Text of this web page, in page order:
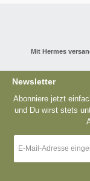
Mit Hermes
Newsletter
Abonniere jetzt
und Du wirst stets
Mail-